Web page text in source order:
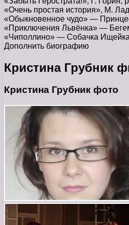
«Очень простая история», М.
«Обыкновенное чудо» —
«Приключения Львёнка» —
«Чиполлино» — Собачка Ищейка
Дополнить биографию
Кристина Грубник
Кристина Грубник фото